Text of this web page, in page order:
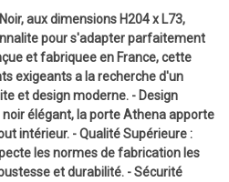
aux dimensions H204 x L73,
pour s'adapter parfaitement
et fabriquee en France, cette
exigeants a la recherche d'un
et design moderne. - Design
élégant, la porte Athena apporte
intérieur. - Qualité Supérieure :
les normes de fabrication les
et durabilité. - Sécurité